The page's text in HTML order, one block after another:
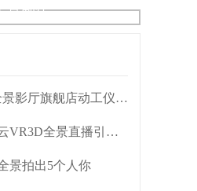
景制作
耳东国际影城暨耳东VR全景影厅旗舰店动工仪式盛大举行
激战到底丨中国电信天翼云VR3D全景直播引燃拳击热火
景拍出5个人你